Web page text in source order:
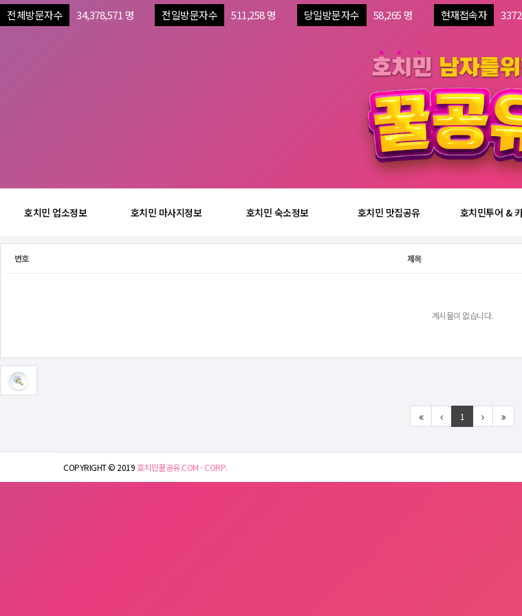
전체방문자수 34,378,571 명 전일방문자수 511,258 명 당일방문자수 58,265 명 현재접속자
호치민 업소정보 호치민 마사지정보 호치민 숙소정보 호치민 맛집공유 호치민투어 &
번호 제목
게시물이 없습니다.
1
COPYRIGHT © 2019호치민꿀공유.COM - CORP.